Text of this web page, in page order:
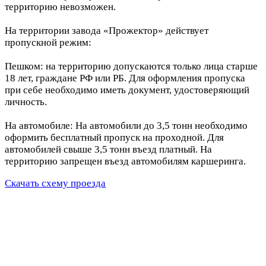
территорию невозможен.
На территории завода «Прожектор» действует
пропускной режим:
Пешком: на территорию допускаются только лица старше
18 лет, граждане РФ или РБ. Для оформления пропуска
при себе необходимо иметь документ, удостоверяющий
личность.
На автомобиле: На автомобили до 3,5 тонн необходимо
оформить бесплатный пропуск на проходной. Для
автомобилей свыше 3,5 тонн въезд платный. На
территорию запрещен въезд автомобилям каршеринга.
Скачать схему проезда